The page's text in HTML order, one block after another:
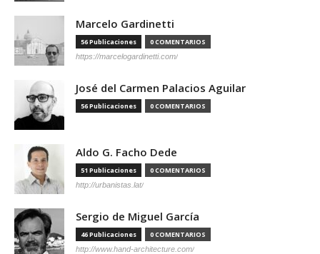
Marcelo Gardinetti
56 Publicaciones 0 COMENTARIOS
https://marcelogardinetti.com/
José del Carmen Palacios Aguilar
56 Publicaciones 0 COMENTARIOS
Aldo G. Facho Dede
51 Publicaciones 0 COMENTARIOS
http://urbanistas.lat/
Sergio de Miguel García
46 Publicaciones 0 COMENTARIOS
http://www.hand-architecture.com/